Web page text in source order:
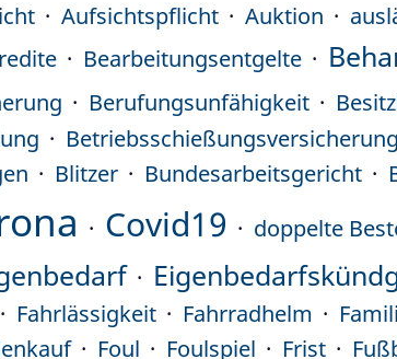
Aufsichtspflicht Auktion
Bearbeitungsentgelte
Berufungsunfähigkeit
Betriebsschießungsversicherung
Blitzer Bundesarbeitsgericht
Covid19 doppelte
Fahrlässigkeit Fahrradhelm
Foul Foulspiel Frist